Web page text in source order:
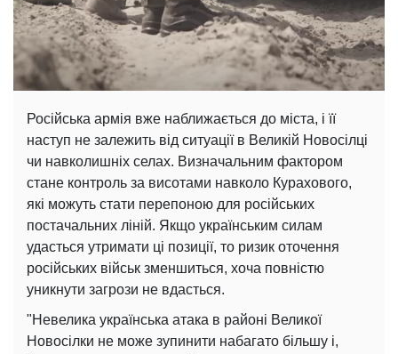
Російська армія вже наближається до міста, і її
наступ не залежить від ситуації в Великій Новосілці
чи навколишніх селах. Визначальним фактором
стане контроль за висотами навколо Курахового,
які можуть стати перепоною для російських
постачальних ліній. Якщо українським силам
удасться утримати ці позиції, то ризик оточення
російських військ зменшиться, хоча повністю
уникнути загрози не вдасться.
"Невелика українська атака в районі Великої
Новосілки не може зупинити набагато більшу і,